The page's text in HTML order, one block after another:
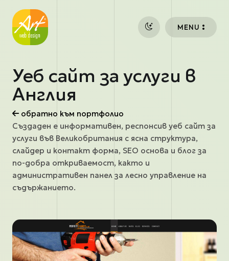
MENU
Уеб сайт за услуги в
Англия
обратно към портфолио
Създаден е информативен, респонсив уеб сайт за
услуги във Великобритания с ясна структура,
слайдер и контакт форма, SEO основа и блог за
по-добра откриваемост, както и
административен панел за лесно управление на
съдържанието.